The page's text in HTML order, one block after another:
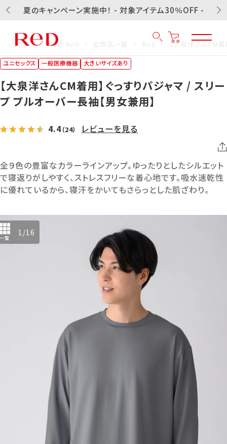
夏のキャンペーン実施中！ - 対象アイテム30％OFF -
リカバリーウェア ReD 【大泉洋さんCM
ユニセックス 一般医療機器 大きいサイズあり
【大泉洋さんCM着用】ぐっすりパジャマ / スリー
プ プルオーバー長袖【男女兼用】
4.4（24） レビューを見る
全９色の豊富なカラーラインアップ。ゆったりとしたシルエット
で寝返りがしやすく、ストレスフリーな着心地です。吸水速乾性
に優れているから、寝汗をかいてもさらっとした肌ざわり。
一覧
1/16